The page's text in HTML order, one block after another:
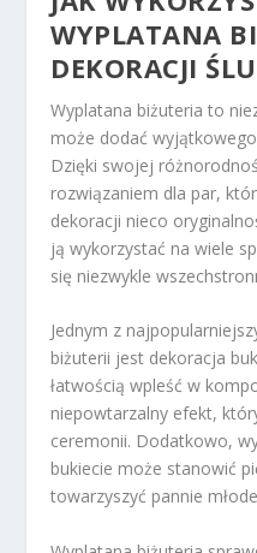
WYPLATANA
DEKORACJI
Wyplatana biżuteria to
może dodać
Dzięki swojej
rozwiązaniem dla par,
dekoracji nieco
ją wykorzystać na wiele
się niezwykle
Jednym z
biżuterii jest dekoracja
łatwością wpleść w
niepowtarzalny efekt,
ceremonii. Dodatkowo,
bukiecie może stanowić
towarzyszyć pannie